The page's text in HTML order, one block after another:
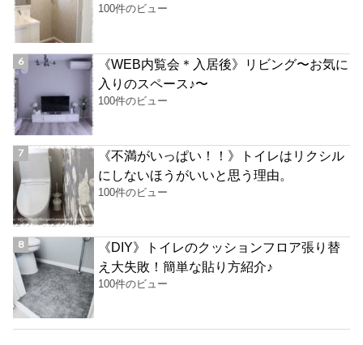
100件のビュー
《WEB内覧会＊入居後》リビング〜お気に
入りのスペース♪〜
100件のビュー
《不満がいっぱい！！》トイレはリクシル
にしないほうがいいと思う理由。
100件のビュー
《DIY》トイレのクッションフロア張り替
え大失敗！簡単な貼り方紹介♪
100件のビュー